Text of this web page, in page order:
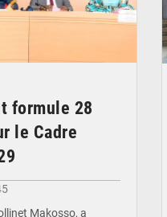
formule 28
le Cadre
Makosso, a